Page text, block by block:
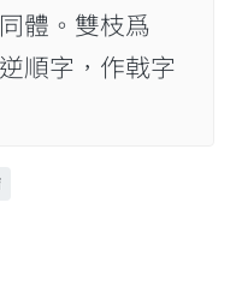
體。雙枝爲
順字，作戟字